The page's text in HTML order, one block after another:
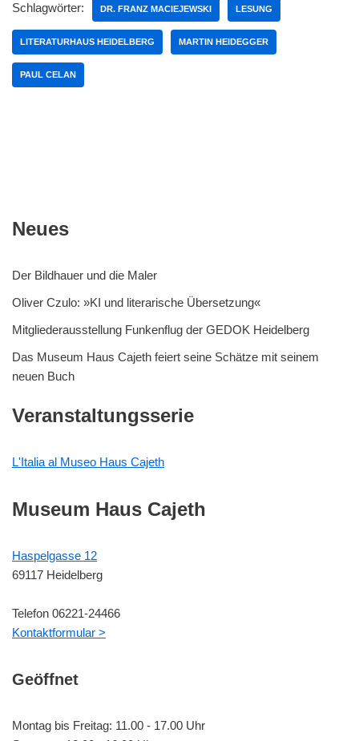
Schlagwörter: DR. FRANZ MACIEJEWSKI LESUNG
LITERATURHAUS HEIDELBERG MARTIN HEIDEGGER
PAUL CELAN
Neues
Der Bildhauer und die Maler
Oliver Czulo: »KI und literarische Übersetzung«
Mitgliederausstellung Funkenflug der GEDOK Heidelberg
Das Museum Haus Cajeth feiert seine Schätze mit seinem
neuen Buch
Veranstaltungsserie
L'Italia al Museo Haus Cajeth
Museum Haus Cajeth
Haspelgasse 12
69117 Heidelberg
Telefon 06221-24466
Kontaktformular >
Geöffnet
Montag bis Freitag: 11.00 - 17.00 Uhr